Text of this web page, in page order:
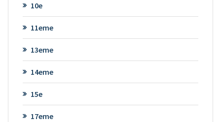
10e
11eme
13eme
14eme
15e
17eme